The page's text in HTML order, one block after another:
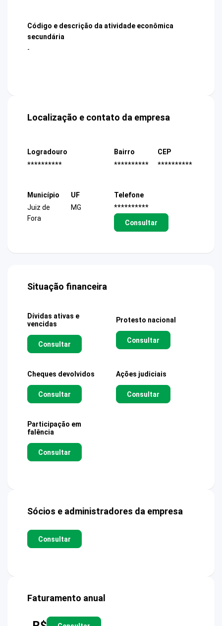
Código e descrição da atividade econômica
secundária
-
Localização e contato da empresa
Logradouro
**********
Bairro
**********
CEP
**********
Município
Juiz de
Fora
UF
MG
Telefone
**********
Consultar
Situação financeira
Dívidas ativas e
vencidas
Consultar
Protesto nacional
Consultar
Cheques devolvidos
Consultar
Ações judiciais
Consultar
Participação em
falência
Consultar
Sócios e administradores da empresa
Consultar
Faturamento anual